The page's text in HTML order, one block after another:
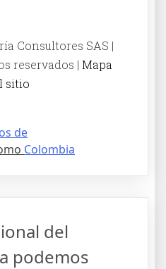
Consultores SAS |
reservados | Mapa
sitio
de
Colombia
del
podemos